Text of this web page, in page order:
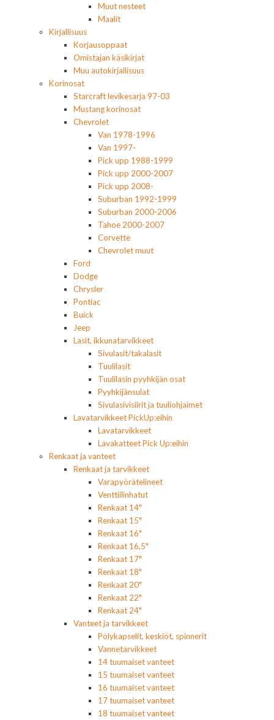
Muut nesteet
Maalit
Kirjallisuus
Korjausoppaat
Omistajan käsikirjat
Muu autokirjallisuus
Korinosat
Starcraft levikesarja 97-03
Mustang korinosat
Chevrolet
Van 1978-1996
Van 1997-
Pick upp 1988-1999
Pick upp 2000-2007
Pick upp 2008-
Suburban 1992-1999
Suburban 2000-2006
Tahoe 2000-2007
Corvette
Chevrolet muut
Ford
Dodge
Chrysler
Pontiac
Buick
Jeep
Lasit, ikkunatarvikkeet
Sivulasit/takalasit
Tuulilasit
Tuulilasin pyyhkijän osat
Pyyhkijänsulat
Sivulasivisiirit ja tuuliohjaimet
Lavatarvikkeet PickUp:eihin
Lavatarvikkeet
Lavakatteet Pick Up:eihin
Renkaat ja vanteet
Renkaat ja tarvikkeet
Varapyörätelineet
Venttiilinhatut
Renkaat 14"
Renkaat 15"
Renkaat 16"
Renkaat 16,5"
Renkaat 17"
Renkaat 18"
Renkaat 20"
Renkaat 22"
Renkaat 24"
Vanteet ja tarvikkeet
Pölykapselit, keskiöt, spinnerit
Vannetarvikkeet
14 tuumaiset vanteet
15 tuumaiset vanteet
16 tuumaiset vanteet
17 tuumaiset vanteet
18 tuumaiset vanteet